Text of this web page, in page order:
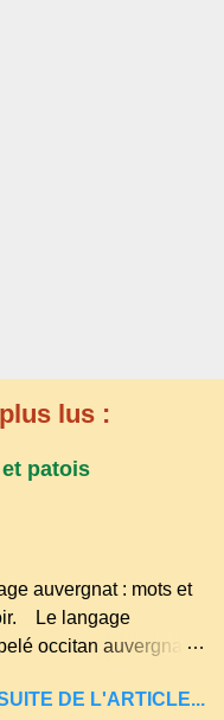
lus :
patois
auvergnat : mots et
Le langage
occitan auvergnat ,
et dans
DE L'ARTICLE...